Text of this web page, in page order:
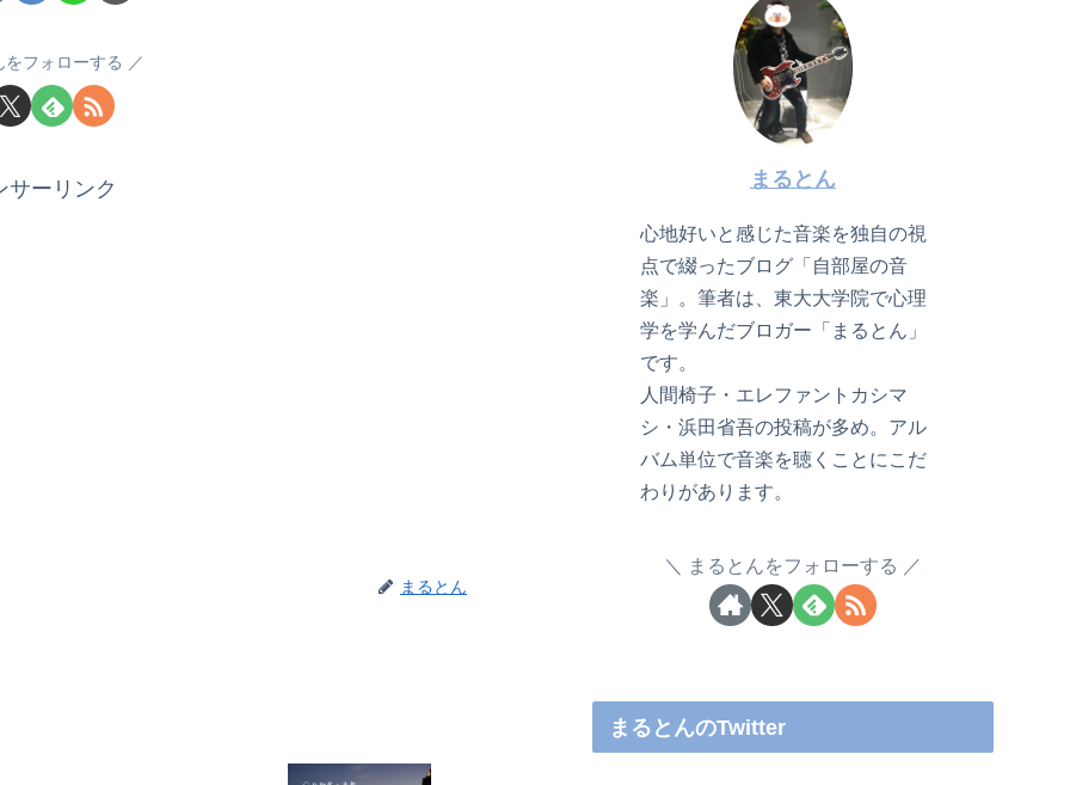
をフォローする
サーリンク
まるとん
まるとん
心地好いと感じた音楽を独自の視
点で綴ったブログ「自部屋の音
楽」。筆者は、東大大学院で心理
学を学んだブロガー「まるとん」
です。
人間椅子・エレファントカシマ
シ・浜田省吾の投稿が多め。アル
バム単位で音楽を聴くことにこだ
わりがあります。
まるとんをフォローする
まるとんのTwitter